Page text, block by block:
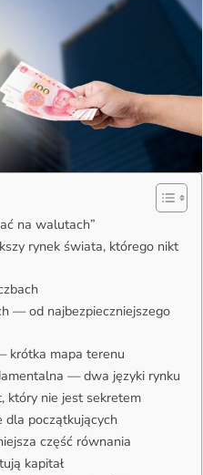
na walutach”
rynek świata, którego nikt
— od najbezpieczniejszego
krótka mapa terenu
— dwa języki rynku
który nie jest sekretem
początkujących
część równania
kapitał